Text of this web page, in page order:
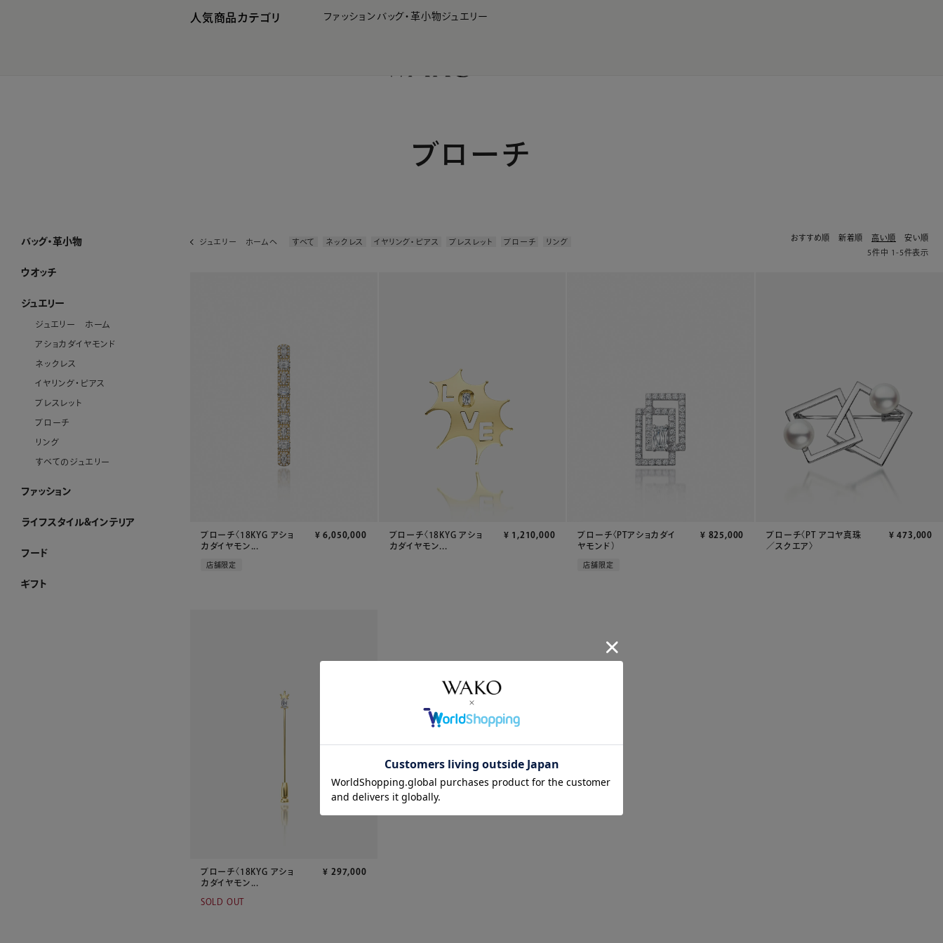
人気商品カテゴリ ファッション バッグ・革小物ジュエリー
ブローチ
バッグ・革小物
バッグ・革小物 ホーム
SUIHA
MANACO
WAKO×MAURO GOVERNA
ハンドバッグ
トートバッグ
ショルダーバッグ・ポシェット
フォーマルバッグ・パーティーバッグ
ボストンバッグ・リュック
その他のバッグ
すべてのバッグ
長財布
折り財布
小銭入れ
キーケース・カードケース
その他の革小物
すべての革小物
WEB限定
すべてのバッグ・革小物
ウオッチ
ウオッチ ホーム
WAKOウオッチ メンズ
WAKOウオッチ レディース
セイコーウオッチ
ボーム＆メルシエウオッチ
イッセイミヤケウオッチ
すべてのウオッチ
ジュエリー
ジュエリー ホーム
アショカダイヤモンド
ネックレス
イヤリング・ピアス
ブレスレット
ブローチ
リング
すべてのジュエリー
ファッション
ファッション ホーム
PURE CRAFT
NEW CLOSET
レディースアパレル
メンズアパレル
ストール・マフラー・スカーフ
ハンカチーフ
アクセサリー
その他のファッション雑貨
WEB限定
すべてのファッション
ライフスタイル&インテリア
ライフスタイル&インテリア ホーム
クロック
リビング
ダイニング
ベビーグッズ
その他インテリア雑貨
加工ができるお品
WEB限定
すべてのライフスタイル&インテリア
フード
ギフト
おすすめ順 新着順 高い順
安い順
5件中 1 -5件表示
ジュエリー ホームへ すべて ネックレス イヤリング・ピアス ブレスレット ブローチ リング
ブローチ〈18KYG アショ
カダイヤモン...
¥ 6,050,000
店舗限定
ブローチ〈18KYG アショ
カダイヤモン...
¥ 1,210,000
ブローチ〈PTアショカダイ
ヤモンド）
¥ 825,000
店舗限定
ブローチ〈PT アコヤ真珠
／スクエア〉
¥ 473,000
ブローチ〈18KYG アショ
カダイヤモン...
¥ 297,000
SOLD OUT